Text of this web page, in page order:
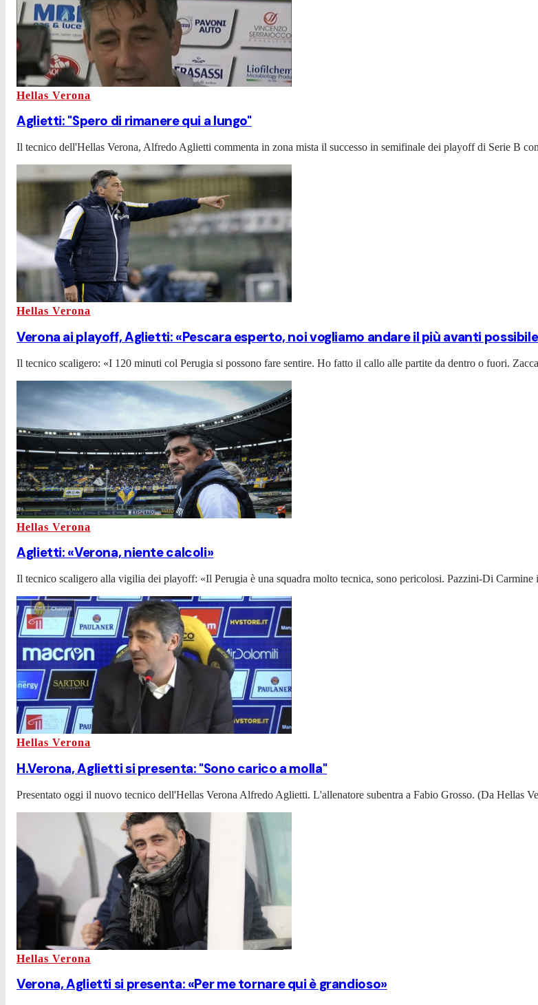
Hellas Verona
Aglietti: "Spero di rimanere qui a lungo"
Il tecnico dell'Hellas Verona, Alfredo Aglietti commenta in zona mista il successo in semifinale dei playoff di Serie B
Hellas Verona
Verona ai playoff, Aglietti: «Pescara esperto, noi vogliamo andare il più avanti
Il tecnico scaligero: «I 120 minuti col Perugia si possono fare sentire. Ho fatto il callo alle partite da dentro o fuori.
Hellas Verona
Aglietti: «Verona, niente calcoli»
Il tecnico scaligero alla vigilia dei playoff: «Il Perugia è una squadra molto tecnica, sono pericolosi. Pazzini-Di
Hellas Verona
H.Verona, Aglietti si presenta: "Sono carico a molla"
Presentato oggi il nuovo tecnico dell'Hellas Verona Alfredo Aglietti. L'allenatore subentra a Fabio Grosso. (Da Hellas
Hellas Verona
Verona, Aglietti si presenta: «Per me tornare qui è grandioso»